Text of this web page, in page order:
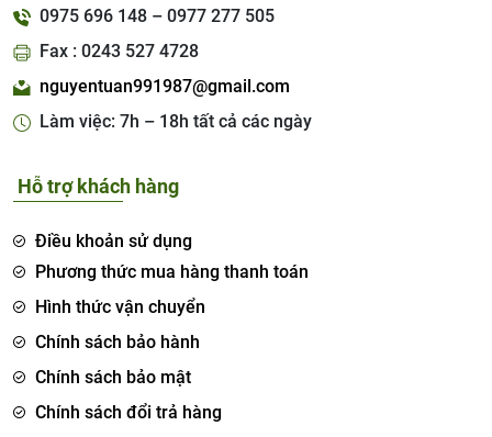
0975 696 148 – 0977 277 505
Fax : 0243 527 4728
nguyentuan991987@gmail.com
Làm việc: 7h – 18h tất cả các ngày
Hỗ trợ khách hàng
Điều khoản sử dụng
Phương thức mua hàng thanh toán
Hình thức vận chuyển
Chính sách bảo hành
Chính sách bảo mật
Chính sách đổi trả hàng